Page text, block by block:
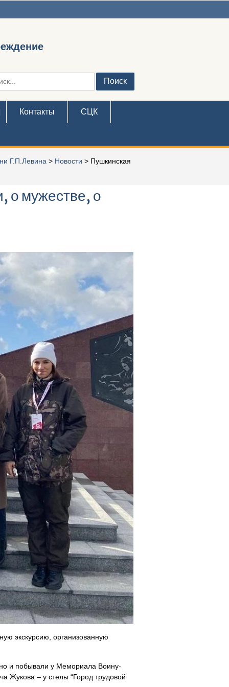
Контакты СЦК
Г.П.Левина > Новости > Пушкинская
о мужестве, о
экскурсию, организованную
но и побывали у Мемориала Воину-
Жукова – у стелы “Город трудовой